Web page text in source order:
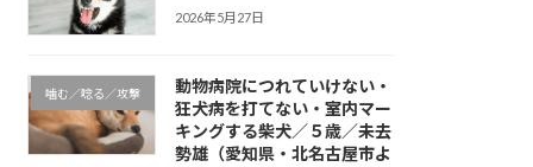
2026年5月27日
噛む／唸る／攻撃
動物病院につれていけない・
狂犬病を打てない・室内マー
キングする柴犬／５歳／未去
勢雄（愛知県・北名古屋市よ